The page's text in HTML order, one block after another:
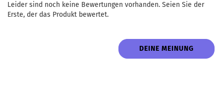
Leider sind noch keine Bewertungen vorhanden. Seien Sie der
Erste, der das Produkt bewertet.
DEINE MEINUNG